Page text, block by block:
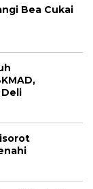
Bea Cukai